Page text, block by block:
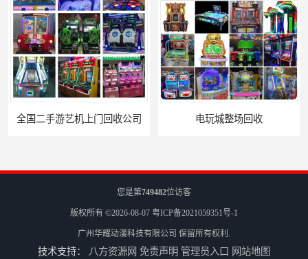
全国二手游艺机上门回收公司 电玩城整场回收
您是第749482位访客
版权所有 ©2026-08-07 粤ICP备2021059351号-1
广州华耀动漫科技有限公司 保留所有权利.
技术支持： 八方资源网 免责声明 管理员入口 网站地图